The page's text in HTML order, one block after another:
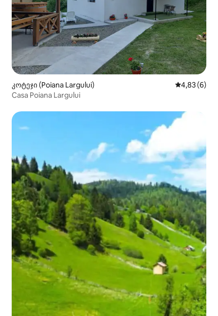
კოტეჯი (Poiana Largului) საშუალო
4,83 (6)
Casa Poiana Largului